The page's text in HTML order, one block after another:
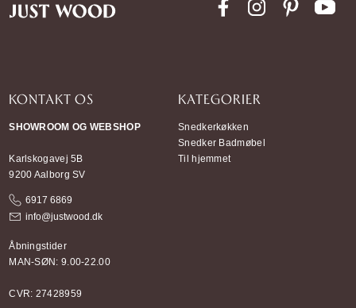
KONTAKT OS
SHOWROOM OG WEBSHOP
Karlskogavej 5B
9200 Aalborg SV
6917 6869
info@justwood.dk
Åbningstider
MAN-SØN: 9.00-22.00
CVR: 27428959
KATEGORIER
Snedkerkøkken
Snedker Badmøbel
Til hjemmet